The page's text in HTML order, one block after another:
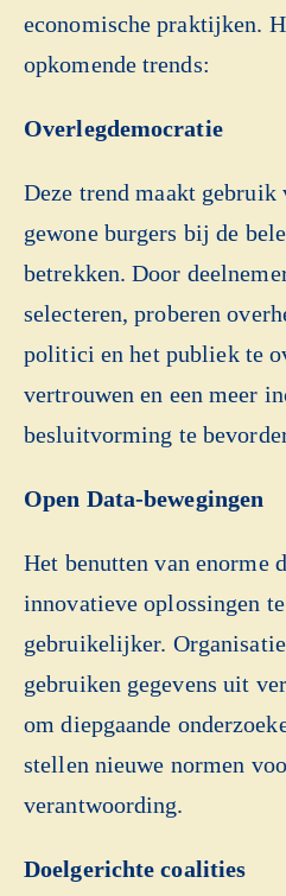
economische praktijken.
opkomende trends:
Overlegdemocratie
Deze trend maakt
gewone burgers bij de
betrekken. Door
selecteren, proberen
politici en het publiek te
vertrouwen en een meer
besluitvorming te
Open Data-bewegingen
Het benutten van enorme
innovatieve oplossingen
gebruikelijker.
gebruiken gegevens uit
om diepgaande
stellen nieuwe normen
verantwoording.
Doelgerichte coalities